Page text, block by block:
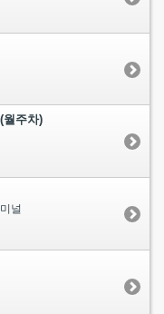
주차)
널